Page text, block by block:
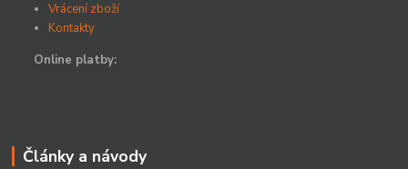
Vrácení zboží
Kontakty
Online platby:
Články a návody